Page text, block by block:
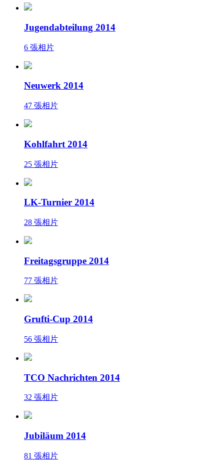
Jugendabteilung 2014
6 張相片
Neuwerk 2014
47 張相片
Kohlfahrt 2014
25 張相片
LK-Turnier 2014
28 張相片
Freitagsgruppe 2014
77 張相片
Grufti-Cup 2014
56 張相片
TCO Nachrichten 2014
32 張相片
Jubiläum 2014
81 張相片